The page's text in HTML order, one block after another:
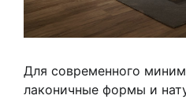
Для современного
лаконичные формы и